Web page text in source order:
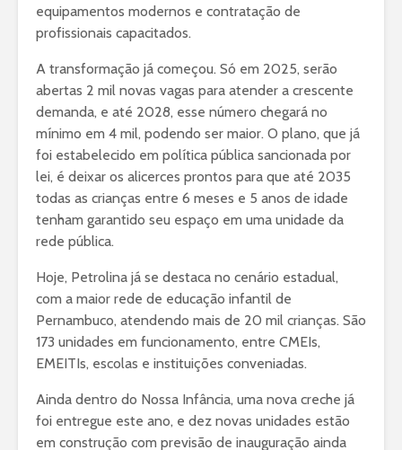
equipamentos modernos e contratação de
profissionais capacitados.
A transformação já começou. Só em 2025, serão
abertas 2 mil novas vagas para atender a crescente
demanda, e até 2028, esse número chegará no
mínimo em 4 mil, podendo ser maior. O plano, que já
foi estabelecido em política pública sancionada por
lei, é deixar os alicerces prontos para que até 2035
todas as crianças entre 6 meses e 5 anos de idade
tenham garantido seu espaço em uma unidade da
rede pública.
Hoje, Petrolina já se destaca no cenário estadual,
com a maior rede de educação infantil de
Pernambuco, atendendo mais de 20 mil crianças. São
173 unidades em funcionamento, entre CMEIs,
EMEITIs, escolas e instituições conveniadas.
Ainda dentro do Nossa Infância, uma nova creche já
foi entregue este ano, e dez novas unidades estão
em construção com previsão de inauguração ainda